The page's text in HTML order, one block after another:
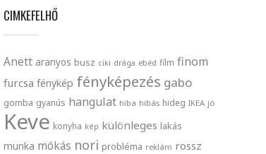
CIMKEFELHŐ
Anett aranyos busz ciki drága ebéd film finom
furcsa fénykép fényképezés gabo
gomba gyanús hangulat hiba hibás hideg IKEA jó
Keve konyha kép különleges lakás
munka mókás nori probléma reklám rossz